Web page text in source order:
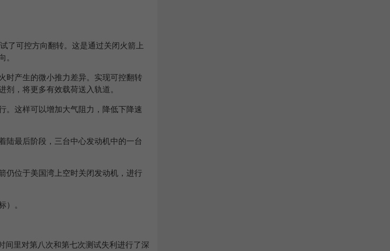
了可控方向翻转。这是通过关闭火箭上
时产生的微小推力差异。实现可控翻转
，将更多有效载荷送入轨道。
。这样可以增加大气阻力，降低下降速
陆最后阶段，三台中心发动机中的一台
仍位于美国湾上空时关闭发动机，进行
。
里对第八次和第七次测试失利进行了深